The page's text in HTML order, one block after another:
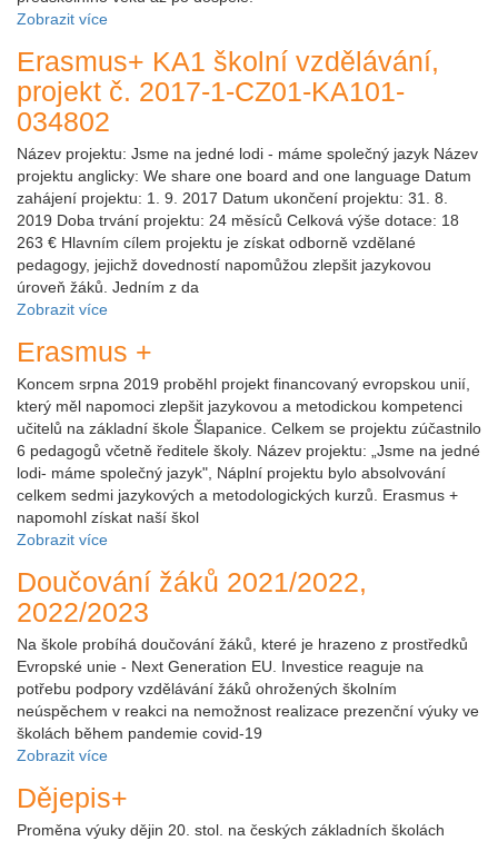
Zobrazit více
Erasmus+ KA1 školní vzdělávání,
projekt č. 2017-1-CZ01-KA101-
034802
Název projektu: Jsme na jedné lodi - máme společný jazyk Název
projektu anglicky: We share one board and one language Datum
zahájení projektu: 1. 9. 2017 Datum ukončení projektu: 31. 8.
2019 Doba trvání projektu: 24 měsíců Celková výše dotace: 18
263 € Hlavním cílem projektu je získat odborně vzdělané
pedagogy, jejichž dovedností napomůžou zlepšit jazykovou
úroveň žáků. Jedním z da
Zobrazit více
Erasmus +
Koncem srpna 2019 proběhl projekt financovaný evropskou unií,
který měl napomoci zlepšit jazykovou a metodickou kompetenci
učitelů na základní škole Šlapanice. Celkem se projektu zúčastnilo
6 pedagogů včetně ředitele školy. Název projektu: „Jsme na jedné
lodi- máme společný jazyk", Náplní projektu bylo absolvování
celkem sedmi jazykových a metodologických kurzů. Erasmus +
napomohl získat naší škol
Zobrazit více
Doučování žáků 2021/2022,
2022/2023
Na škole probíhá doučování žáků, které je hrazeno z prostředků
Evropské unie - Next Generation EU. Investice reaguje na
potřebu podpory vzdělávání žáků ohrožených školním
neúspěchem v reakci na nemožnost realizace prezenční výuky ve
školách během pandemie covid-19
Zobrazit více
Dějepis+
Proměna výuky dějin 20. stol. na českých základních školách